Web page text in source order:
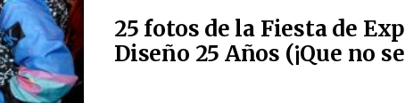
25 fotos de la Fiesta de
Diseño 25 Años (¡Que no